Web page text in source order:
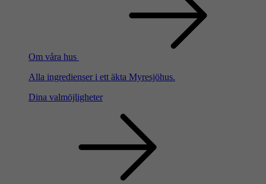
Om våra hus
Alla ingredienser i ett äkta Myresjöhus.
Dina valmöjligheter